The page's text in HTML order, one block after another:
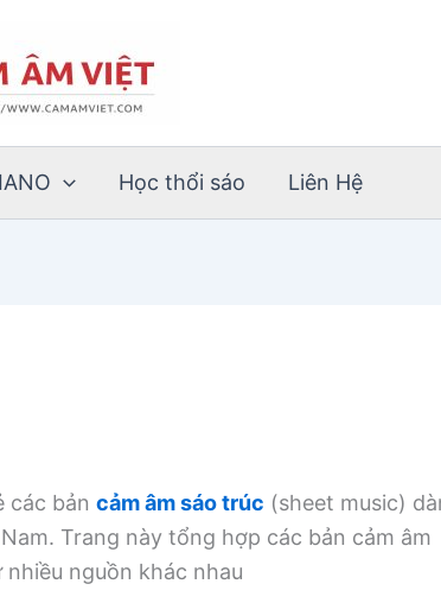
Học thổi sáo Liên Hệ
các bản cảm âm sáo trúc (sheet music)
Trang này tổng hợp các bản cảm âm
nguồn khác nhau